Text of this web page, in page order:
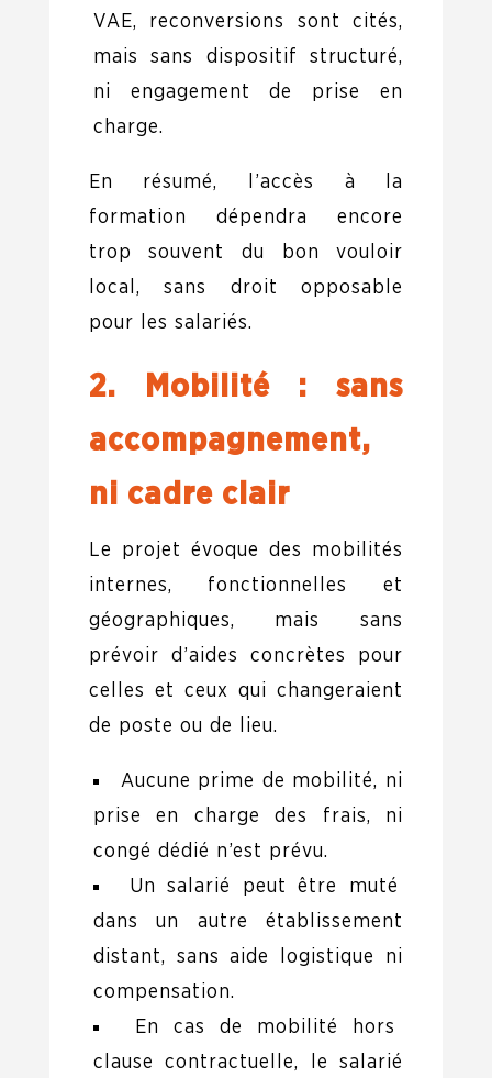
VAE, reconversions sont cités,
mais sans dispositif structuré,
ni engagement de prise en
charge.
En résumé, l’accès à la
formation dépendra encore
trop souvent du bon vouloir
local, sans droit opposable
pour les salariés.
2. Mobilité : sans
accompagnement,
ni cadre clair
Le projet évoque des mobilités
internes, fonctionnelles et
géographiques, mais sans
prévoir d’aides concrètes pour
celles et ceux qui changeraient
de poste ou de lieu.
Aucune prime de mobilité, ni
prise en charge des frais, ni
congé dédié n’est prévu.
Un salarié peut être muté
dans un autre établissement
distant, sans aide logistique ni
compensation.
En cas de mobilité hors
clause contractuelle, le salarié